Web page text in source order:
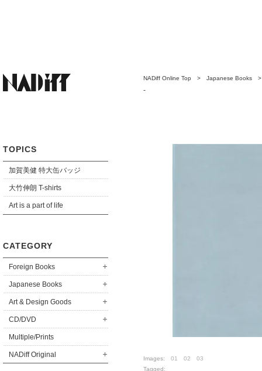
TOPICS
加賀美健 特大缶バッジ
大竹伸朗 T-shirts
Art is a part of life
CATEGORY
Foreign Books
Japanese Books
Art & Design Goods
CD/DVD
Multiple/Prints
NADiff Original
NADiff Online Top > Japanese Books
-
Images: 01 02
03
Tagged: